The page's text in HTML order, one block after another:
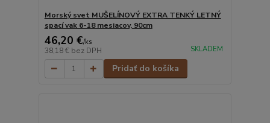
Morský svet MUŠELÍNOVÝ EXTRA TENKÝ LETNÝ
spací vak 6-18 mesiacov, 90cm
46,20 €/ks
38,18 € bez DPH SKLADEM
Pridať do košíka